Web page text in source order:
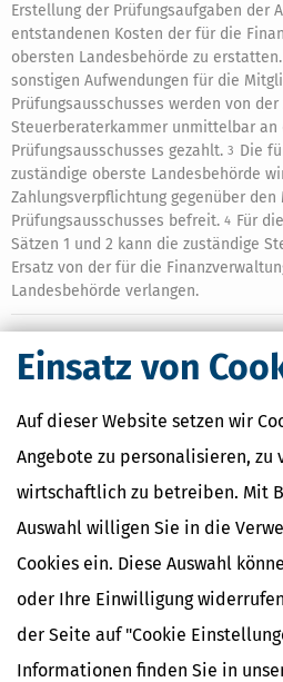
Einsatz von
Auf dieser Website setzen wir
Angebote zu personalisieren, zu
wirtschaftlich zu betreiben. Mit
Auswahl willigen Sie in die
Cookies ein. Diese Auswahl
oder Ihre Einwilligung
der Seite auf "Cookie
Informationen finden Sie in
Erstellung der Prüfungsaufgaben der
entstandenen Kosten der für die
obersten Landesbehörde zu erstatten.
sonstigen Aufwendungen für die
Prüfungsausschusses werden von
Steuerberaterkammer unmittelbar an
Prüfungsausschusses gezahlt. 3 Die
zuständige oberste Landesbehörde
Zahlungsverpflichtung gegenüber den
Prüfungsausschusses befreit. 4 Für
Sätzen 1 und 2 kann die zuständige
Ersatz von der für die
Landesbehörde verlangen.
Ähnliche Themen
Selbstständigkeit
Verwandte Lexikon-Begriffe
Künstlersozialabgabe
Lohnsteuer-Nachschau
E-Bilanz